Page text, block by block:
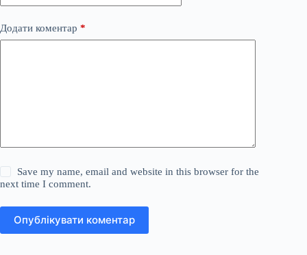
Додати коментар *
Save my name, email and website in this browser for the
next time I comment.
Опублікувати коментар